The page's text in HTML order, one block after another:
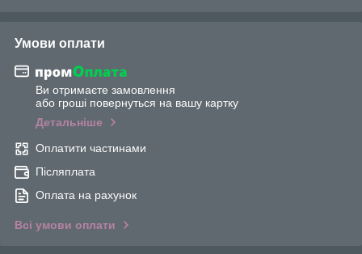
Умови оплати
Ви отримаєте замовлення
або гроші повернуться на вашу картку
Детальніше
Оплатити частинами
Післяплата
Оплата на рахунок
Всі умови оплати